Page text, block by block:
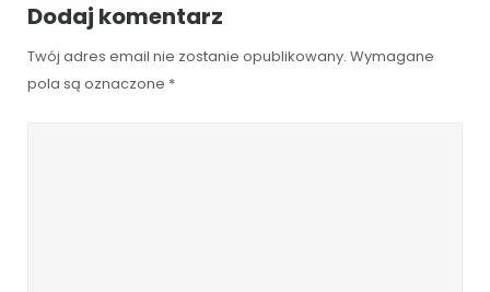
Dodaj komentarz
Twój adres email nie zostanie opublikowany. Wymagane
pola są oznaczone *